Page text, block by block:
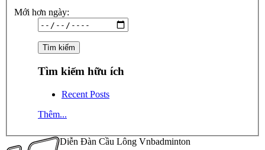
Mới hơn ngày:
Tìm kiếm hữu ích
Recent Posts
Thêm...
Diễn Đàn Cầu Lông Vnbadminton